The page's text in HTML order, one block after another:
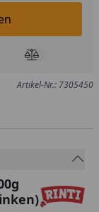
legen
Produkt
Artikel-Nr.: 7305450